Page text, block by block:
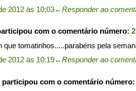
2012 às 10:03←Responder ao
com o comentário número: 2
que tomatinhos.....parabéns pela
2012 às 10:19←Responder ao
participou com o comentário número: